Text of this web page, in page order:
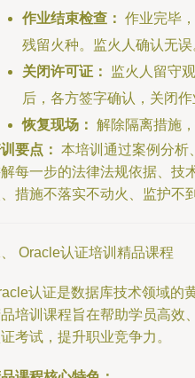
作业结束检查： 作业完毕
残留火种。监火人确认无误
关闭许可证：
监火人留守
后，各方签字确认，关闭作
恢复现场： 解除隔离措施
要点： 本培训通过案例分析
每一步的法律法规依据、技
措施不落实不动火、监护不
Oracle认证培训精品课程
认证是数据库技术领域的
培训课程旨在帮助学员高效
考试，提升职业竞争力。